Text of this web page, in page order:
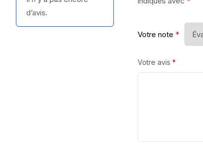
d’avis.
Votre note *
Votre avis*